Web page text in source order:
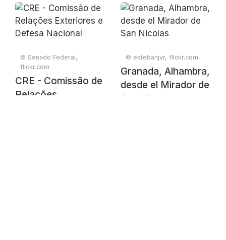
Exteriores e Defesa
Nacional
Exteriores e Defesa
Nacional
© Senado Federal,
flickr.com
CRE - Comissão de
Relações
© estebanjvr, flickr.com
Granada, Alhambra,
desde el Mirador de
San Nicolas